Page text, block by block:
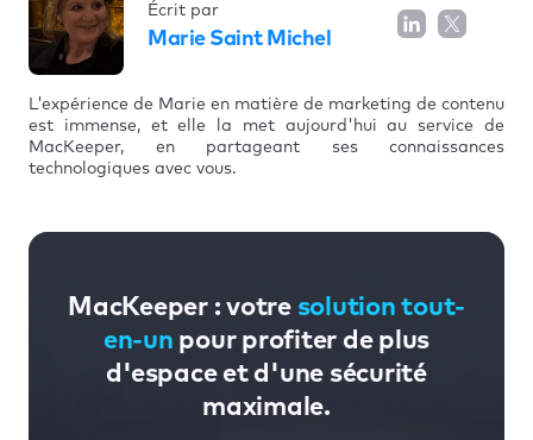
Écrit par
Marie Saint Michel
L'expérience de Marie en matière de marketing de contenu
est immense, et elle la met aujourd'hui au service de
MacKeeper, en partageant ses connaissances
technologiques avec vous.
MacKeeper : votre solution tout-
en-un pour profiter de plus
d'espace et d'une sécurité
maximale.